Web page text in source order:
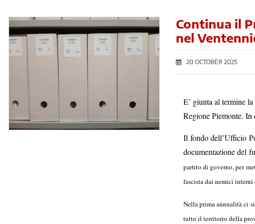
Continua il
nel
20 OCTOBER 2025
E’ giunta al termine
Regione Piemonte. In
Il fondo dell’Ufficio
documentazione del
partito di governo, per
fascista dai nemici interni
Nella prima annualità ci
tutto il territorio della